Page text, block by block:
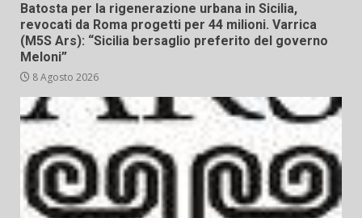
Batosta per la rigenerazione urbana in Sicilia,
revocati da Roma progetti per 44 milioni. Varrica
(M5S Ars): “Sicilia bersaglio preferito del governo
Meloni”
8 Agosto 2026